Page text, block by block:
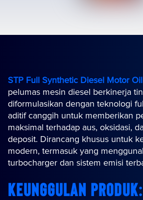
STP Full Synthetic Diesel Motor
pelumas mesin diesel berkinerja
diformulasikan dengan teknologi
aditif canggih untuk memberikan
maksimal terhadap aus, oksidasi,
deposit. Dirancang khusus untuk
modern, termasuk yang
turbocharger dan sistem emisi
Keunggulan Produk: